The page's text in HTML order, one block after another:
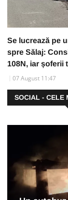
Se lucrează pe
spre Sălaj:
108N, iar șoferii
07 August 11:47
SOCIAL - CELE